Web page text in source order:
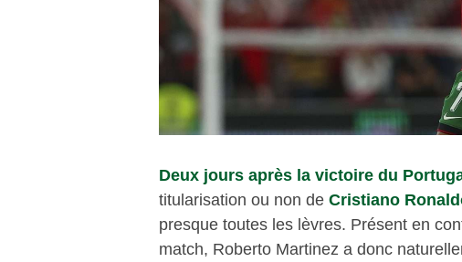
Deux jours après la victoire du
titularisation ou non de Cristiano
presque toutes les lèvres. Présent en
match, Roberto Martinez a donc